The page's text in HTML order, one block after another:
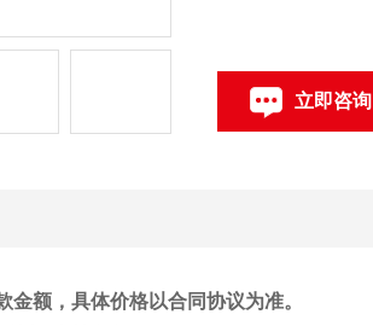
立即咨询
额，具体价格以合同协议为准。